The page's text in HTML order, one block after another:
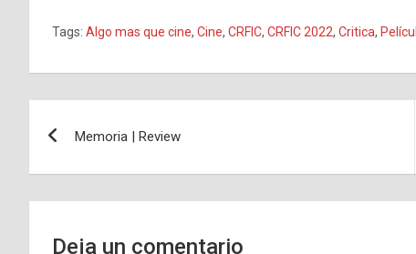
Tags: Algo mas que cine, Cine, CRFIC, CRFIC 2022, Critica,
entradas
Memoria | Review
Deja un comentario